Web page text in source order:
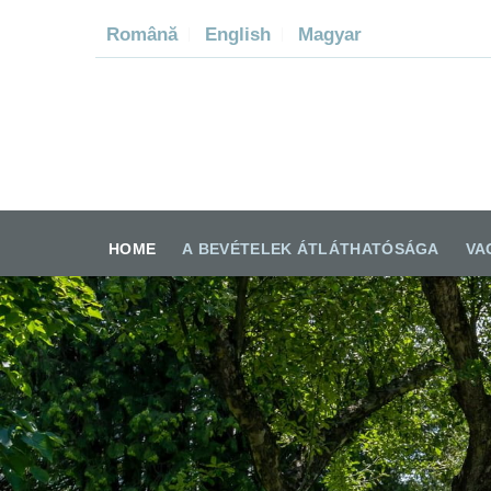
Română English Magyar
HOME A BEVÉTELEK ÁTLÁTHATÓSÁGA